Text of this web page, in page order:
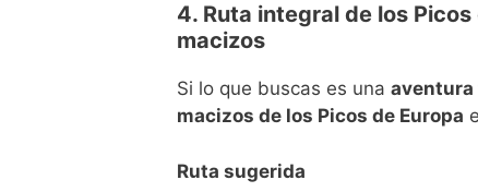
4. Ruta integral de los
macizos
Si lo que buscas es una aventura
macizos de los Picos de Europa
Ruta sugerida